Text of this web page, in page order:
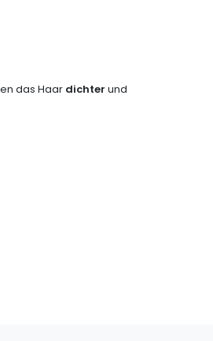
das Haar dichter und